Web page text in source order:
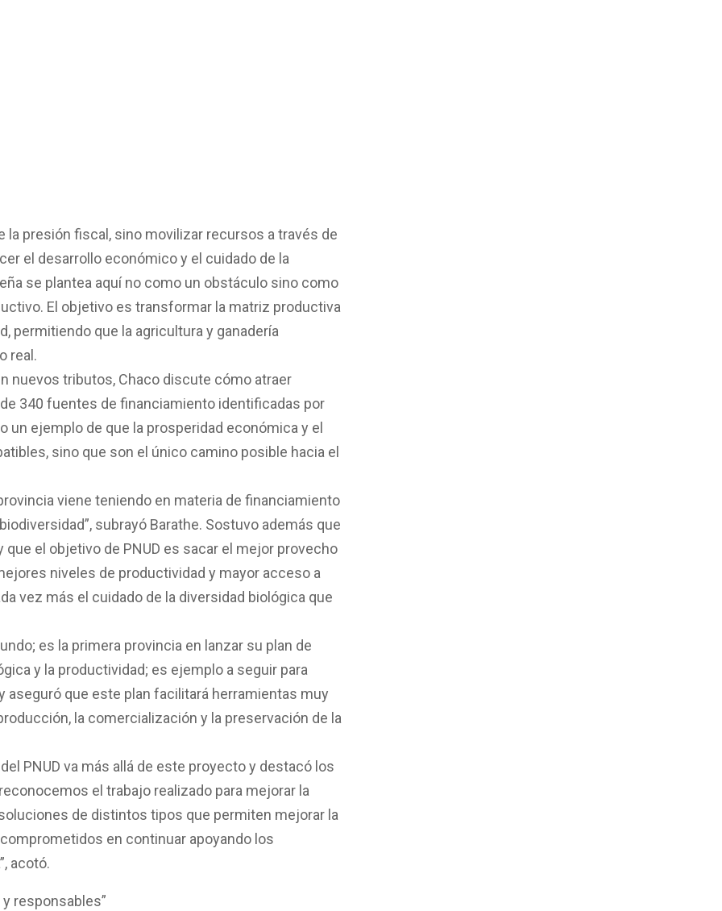
la presión fiscal, sino movilizar recursos a través de
el desarrollo económico y el cuidado de la
se plantea aquí no como un obstáculo sino como
El objetivo es transformar la matriz productiva
permitiendo que la agricultura y ganadería
real.
nuevos tributos, Chaco discute cómo atraer
340 fuentes de financiamiento identificadas por
un ejemplo de que la prosperidad económica y el
sino que son el único camino posible hacia el
viene teniendo en materia de financiamiento
subrayó Barathe. Sostuvo además que
que el objetivo de PNUD es sacar el mejor provecho
niveles de productividad y mayor acceso a
vez más el cuidado de la diversidad biológica que
es la primera provincia en lanzar su plan de
y la productividad; es ejemplo a seguir para
aseguró que este plan facilitará herramientas muy
la comercialización y la preservación de la
PNUD va más allá de este proyecto y destacó los
el trabajo realizado para mejorar la
de distintos tipos que permiten mejorar la
en continuar apoyando los
acotó.
responsables”